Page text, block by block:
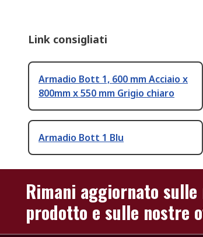
Link consigliati
Armadio Bott 1, 600 mm Acciaio x
800mm x 550 mm Grigio chiaro
Armadio Bott 1 Blu
Rimani aggiornato
prodotto e sulle nostre